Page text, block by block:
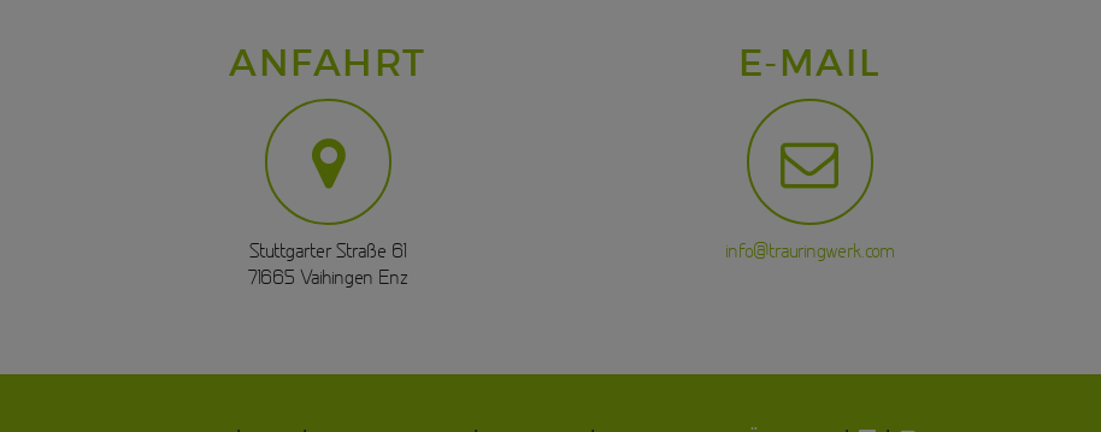
ANFAHRT
Stuttgarter Straße 61
71665 Vaihingen Enz
E-MAIL
info@trauringwerk.com